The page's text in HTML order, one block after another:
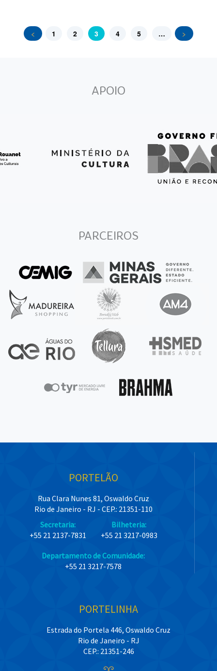
< 1 2 3 4 5 … >
APOIO
PARCEIROS
PORTELÃO
Rua Clara Nunes 81, Oswaldo Cruz
Rio de Janeiro - RJ - CEP.: 21351-110
Secretaria:
+55 21 2137-7831
Bilheteria:
+55 21 3217-0983
Departamento de Comunidade:
+55 21 3217-7578
PORTELINHA
Estrada do Portela 446, Oswaldo Cruz
Rio de Janeiro - RJ
CEP.: 21351-246